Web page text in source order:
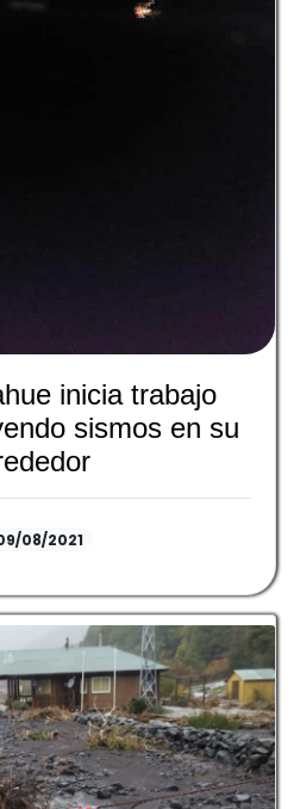
inicia trabajo
sismos en su
08/2021